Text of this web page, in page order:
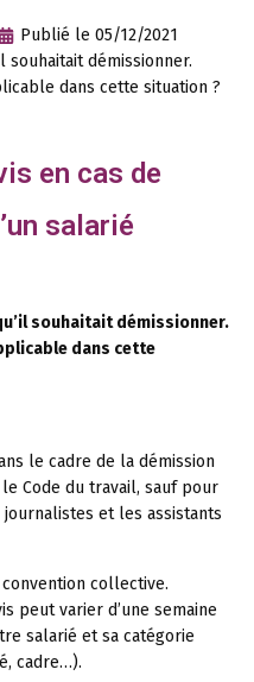
Publié le 05/12/2021
souhaitait démissionner.
dans cette situation ?
en cas de
salarié
souhaitait démissionner.
dans cette
le cadre de la démission
Code du travail, sauf pour
et les assistants
collective.
peut varier d’une semaine
salarié et sa catégorie
cadre…).